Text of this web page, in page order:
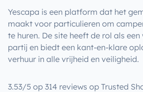
Yescapa is een platform dat het
maakt voor particulieren om
te huren. De site heeft de rol als
partij en biedt een kant-en-klare
verhuur in alle vrijheid en veiligheid.
3.53/5 op 314 reviews op Trusted